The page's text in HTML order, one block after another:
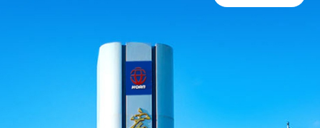
长期以来，公司全面实施科技创新、人才开发和外向带动三大战
略，始终坚持以科技领航企业发展，通过引进先进生产设备来消
个国家和地区持续提供优质、稳定的产品和服务。